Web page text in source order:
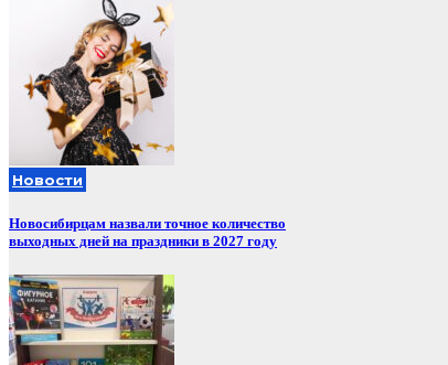
Новости
Новосибирцам назвали точное количество
выходных дней на праздники в 2027 году